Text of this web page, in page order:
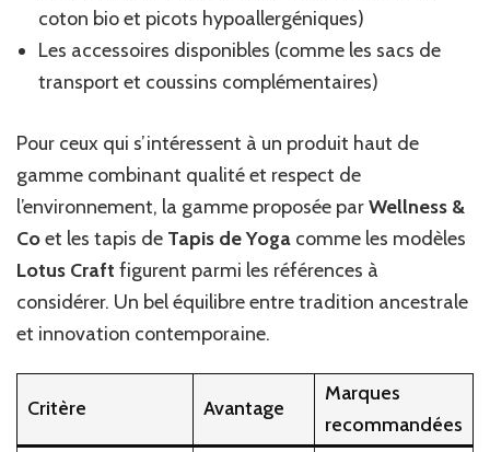
coton bio et picots hypoallergéniques)
Les accessoires disponibles (comme les sacs de
transport et coussins complémentaires)
Pour ceux qui s’intéressent à un produit haut de
gamme combinant qualité et respect de
l’environnement, la gamme proposée parWellness &
Coet les tapis de Tapis de Yoga comme les modèles
Lotus Craft figurent parmi les références à
considérer. Un bel équilibre entre tradition ancestrale
et innovation contemporaine.
Critère Avantage
Marques
recommandées